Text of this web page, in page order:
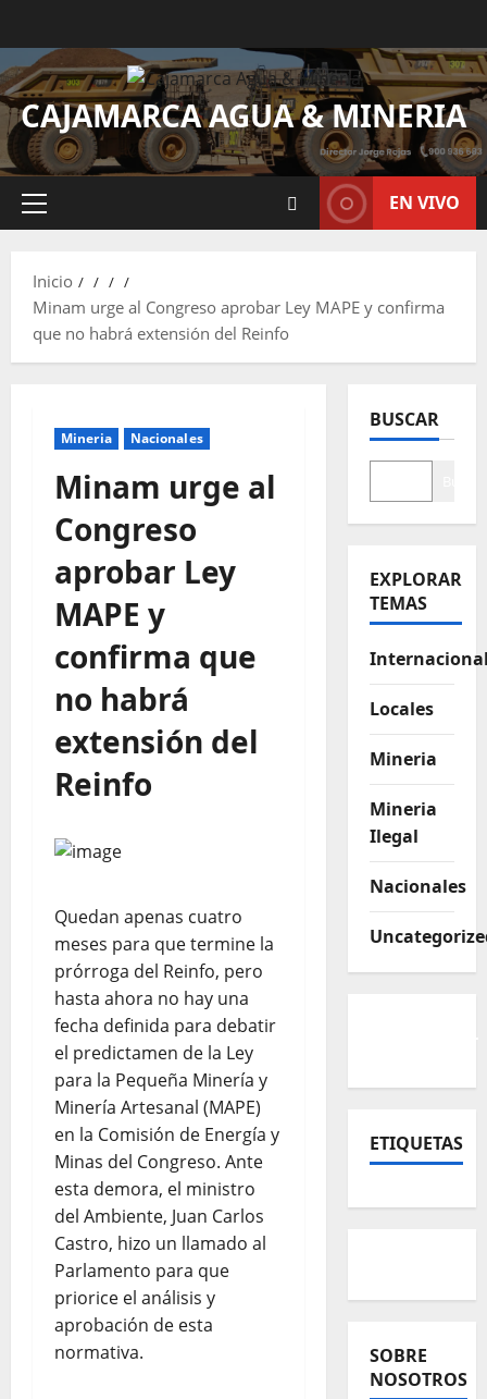
CAJAMARCA AGUA & MINERIA
EN VIVO
Inicio
Minam urge al Congreso aprobar Ley MAPE y confirma
que no habrá extensión del Reinfo
Mineria Nacionales
Minam urge al
Congreso
aprobar Ley
MAPE y
confirma que
no habrá
extensión del
Reinfo
Quedan apenas cuatro
meses para que termine la
prórroga del Reinfo, pero
hasta ahora no hay una
fecha definida para debatir
el predictamen de la Ley
para la Pequeña Minería y
Minería Artesanal (MAPE)
en la Comisión de Energía y
Minas del Congreso. Ante
esta demora, el ministro
del Ambiente, Juan Carlos
Castro, hizo un llamado al
Parlamento para que
priorice el análisis y
aprobación de esta
normativa.
BUSCAR
EXPLORAR
TEMAS
Locales
Mineria
Mineria
Ilegal
Nacionales
ETIQUETAS
SOBRE
NOSOTROS